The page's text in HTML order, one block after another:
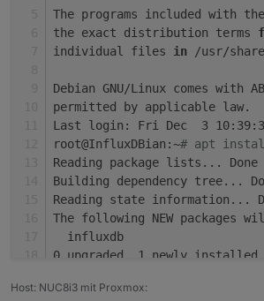
The programs included with
the exact distribution terms
individual files in /usr/
Debian GNU/Linux comes with
permitted by applicable law.
Last login: Fri Dec  3
root@InfluxDBian:~# apt
Reading package lists... Done
Building dependency tree...
Reading state information...
The following NEW packages
  influxdb
0 upgraded, 1 newly
After this operation, 19.0
Host: NUC8i3 mit Proxmox: